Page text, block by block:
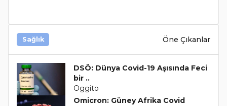
Sağlık Öne Çıkanlar
DSÖ: Dünya Covid-19 Aşısında Feci
bir ..
Oggito
Omicron: Güney Afrika Covid